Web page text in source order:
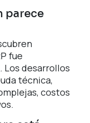
parece
fue
Los desarrollos
técnica,
costos